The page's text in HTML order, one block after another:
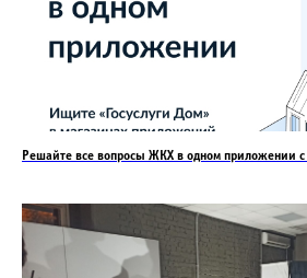
Решайте все вопросы ЖКХ в одном приложении